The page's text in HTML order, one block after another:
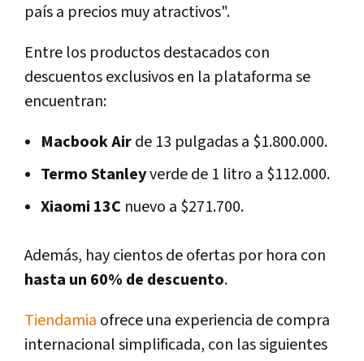
país a precios muy atractivos".
Entre los productos destacados con
descuentos exclusivos en la plataforma se
encuentran:
Macbook Airde 13 pulgadas a $1.800.000.
Termo Stanleyverde de 1 litro a $112.000.
Xiaomi 13C nuevo a $271.700.
Además, hay cientos de ofertas por hora con
hasta un 60% de descuento.
Tiendamia ofrece una experiencia de compra
internacional simplificada, con las siguientes